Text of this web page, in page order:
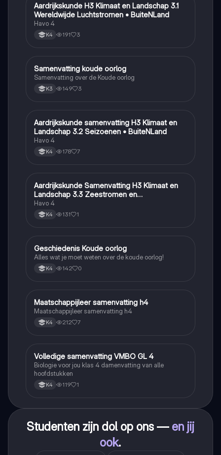
Aardrijkskunde
Aardrijkskunde H3 Klimaat en Landschap 3.1
Wereldwijde Luchtstromen • BuiteNLand
Havo 4
K4 191 3
Geschiedenis
Samenvatting koude oorlog
Samenvatting over de Koude oorlog
K3 149 3
Aardrijkskunde
Aardrijkskunde samenvatting H3 Klimaat en
Landschap 3.2 Seizoenen • BuiteNLand
Havo 4
K4 178 7
Aardrijkskunde
Aardrijkskunde Samenvatting H3 Klimaat en
Landschap 3.3 Zeestromen en
Klimaatgebieden • BuiteNLand
Havo 4
K4 131 1
Geschiedenis
Geschiedenis Koude oorlog
Alles wat je moet weten over de koude oorlog!
K4 142 0
Maatschappijleer
Maatschappijleer samenvatting h4
Maatschappijleer samenvatting h4
K4 212 7
Biologie
Volledige samenvatting VMBO GL 4
Biologie voor jou klas 4 damenvatting van alle
hoofdstukken
K4 119 1
Studenten zijn dol op ons — en jij
ook.